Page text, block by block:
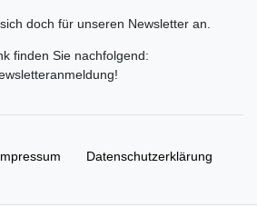
doch für unseren Newsletter an.
finden Sie nachfolgend:
!
Daten­schutz­erklärung